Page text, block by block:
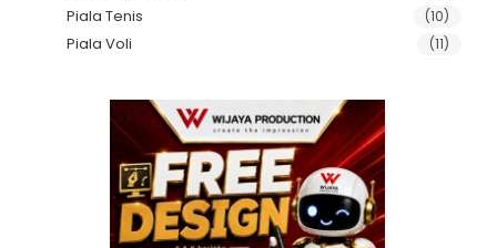
Piala Tenis (10)
Piala Voli (11)